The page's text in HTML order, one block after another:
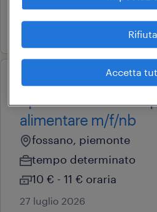
25 giugno 2026
professional
operaio addetto alla
alimentare m/f/nb
fossano, piemonte
tempo determinato
10 € - 11 € oraria
27 luglio 2026
Accetta